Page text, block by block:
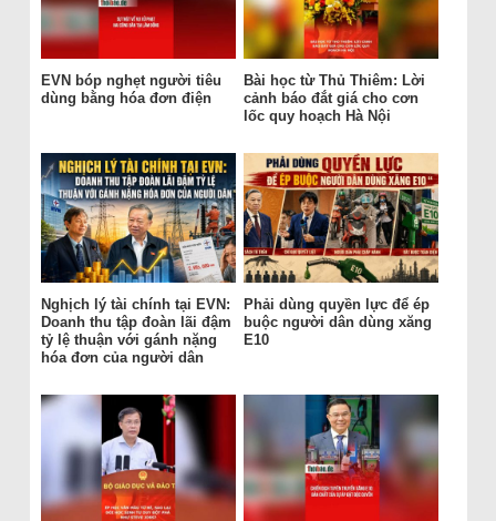
EVN bóp nghẹt người tiêu
dùng bằng hóa đơn điện
Bài học từ Thủ Thiêm: Lời
cảnh báo đắt giá cho cơn
lốc quy hoạch Hà Nội
Nghịch lý tài chính tại EVN:
Doanh thu tập đoàn lãi đậm
tỷ lệ thuận với gánh nặng
hóa đơn của người dân
Phải dùng quyền lực để ép
buộc người dân dùng xăng
E10